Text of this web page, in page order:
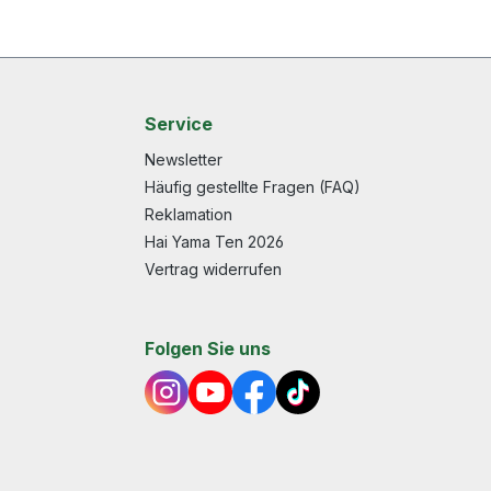
Service
Newsletter
Häufig gestellte Fragen (FAQ)
Reklamation
Hai Yama Ten 2026
Vertrag widerrufen
Folgen Sie uns